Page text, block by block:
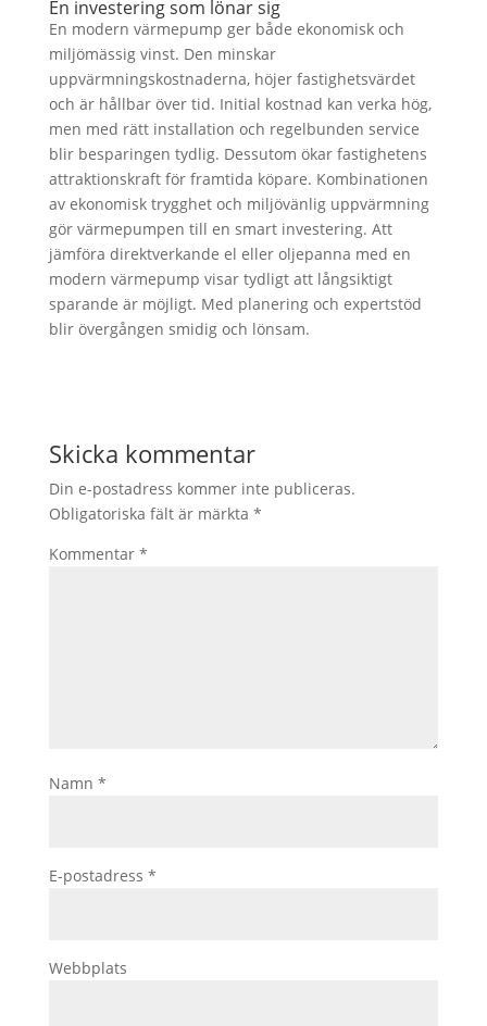
En investering som lönar sig
En modern värmepump ger både ekonomisk och
miljömässig vinst. Den minskar
uppvärmningskostnaderna, höjer fastighetsvärdet
och är hållbar över tid. Initial kostnad kan verka hög,
men med rätt installation och regelbunden service
blir besparingen tydlig. Dessutom ökar fastighetens
attraktionskraft för framtida köpare. Kombinationen
av ekonomisk trygghet och miljövänlig uppvärmning
gör värmepumpen till en smart investering. Att
jämföra direktverkande el eller oljepanna med en
modern värmepump visar tydligt att långsiktigt
sparande är möjligt. Med planering och expertstöd
blir övergången smidig och lönsam.
Skicka kommentar
Din e-postadress kommer inte publiceras.
Obligatoriska fält är märkta *
Kommentar *
Namn *
E-postadress *
Webbplats